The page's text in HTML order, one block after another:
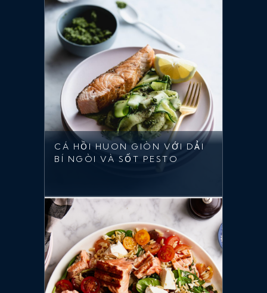
CÁ HỒI HUON GIÒN VỚI DẢI
BÍ NGÒI VÀ SỐT PESTO